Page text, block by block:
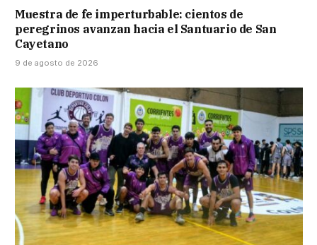
Muestra de fe imperturbable: cientos de
peregrinos avanzan hacia el Santuario de San
Cayetano
9 de agosto de 2026